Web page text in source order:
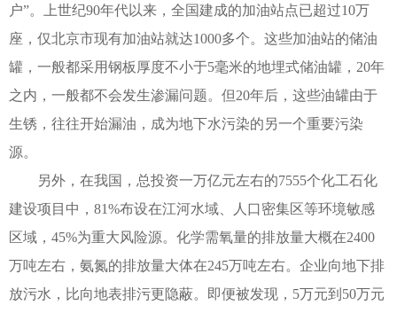
户”。上世纪90年代以来，全国建成的加油站点已超过10万
座，仅北京市现有加油站就达1000多个。这些加油站的储油
罐，一般都采用钢板厚度不小于5毫米的地埋式储油罐，20年
之内，一般都不会发生渗漏问题。但20年后，这些油罐由于
生锈，往往开始漏油，成为地下水污染的另一个重要污染
源。
另外，在我国，总投资一万亿元左右的7555个化工石化
建设项目中，81%布设在江河水域、人口密集区等环境敏感
区域，45%为重大风险源。化学需氧量的排放量大概在2400
万吨左右，氨氮的排放量大体在245万吨左右。企业向地下排
放污水，比向地表排污更隐蔽。即便被发现，5万元到50万元